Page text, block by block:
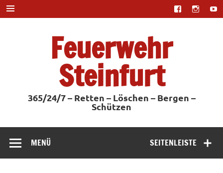
Zum
Inhalt
springen
Feuerwehr
Steinfurt
365/24/7 – Retten – Löschen – Bergen –
Schützen
SEITENLEISTE
MENÜ